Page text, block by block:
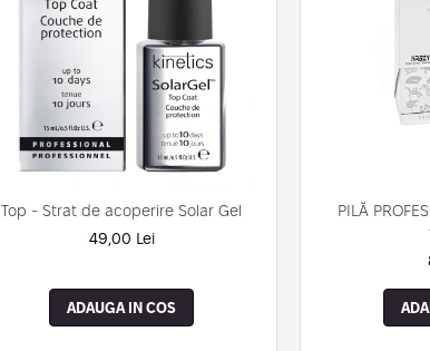
Top - Strat de acoperire Solar Gel
49,00 Lei
ADAUGA IN COS
PILĂ